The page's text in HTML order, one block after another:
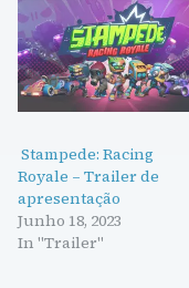
Stampede: Racing
Royale – Trailer de
apresentação
Junho 18, 2023
In "Trailer"